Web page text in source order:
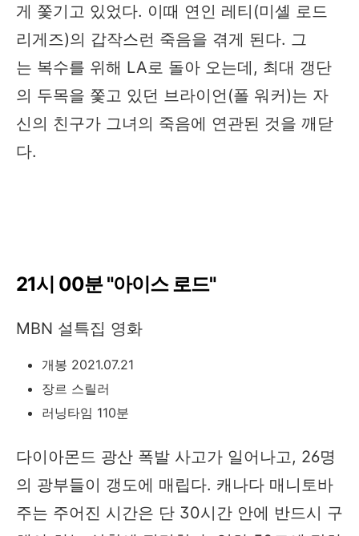
게 쫓기고 있었다. 이때 연인 레티(미셸 로드
리게즈)의 갑작스런 죽음을 겪게 된다. 그
는 복수를 위해 LA로 돌아 오는데, 최대 갱단
의 두목을 쫓고 있던 브라이언(폴 워커)는 자
신의 친구가 그녀의 죽음에 연관된 것을 깨닫
다.
21시 00분 "아이스 로드"
MBN 설특집 영화
개봉 2021.07.21
장르 스릴러
러닝타임 110분
다이아몬드 광산 폭발 사고가 일어나고, 26명
의 광부들이 갱도에 매립다. 캐나다 매니토바
주는 주어진 시간은 단 30시간 안에 반드시 구